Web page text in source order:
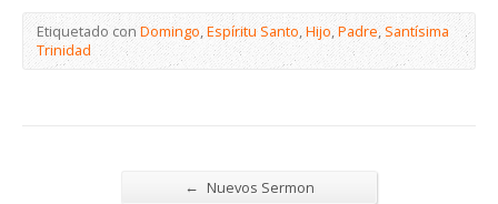
Etiquetado conDomingo,Espíritu Santo,Hijo,Padre, Santísima
Trinidad
← Nuevos Sermon